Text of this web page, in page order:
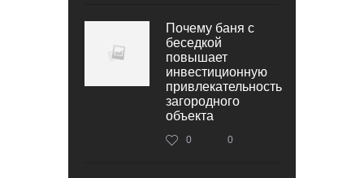
Почему баня с
беседкой
повышает
инвестиционную
привлекательность
загородного
объекта
0 0